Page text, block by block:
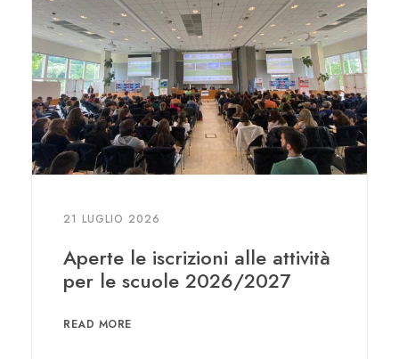
21 LUGLIO 2026
Aperte le iscrizioni alle attività
per le scuole 2026/2027
READ MORE